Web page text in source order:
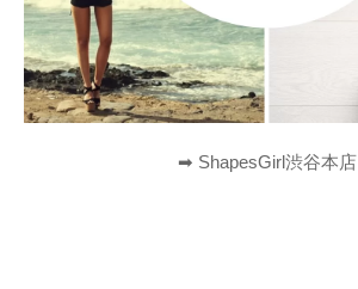
➡︎ ShapesGirl渋谷本店